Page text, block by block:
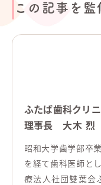
この記事を監
ふたば歯科クリ
理事長 大木 烈
昭和大学歯学部卒
を経て歯科医師と
療法人社団雙葉会